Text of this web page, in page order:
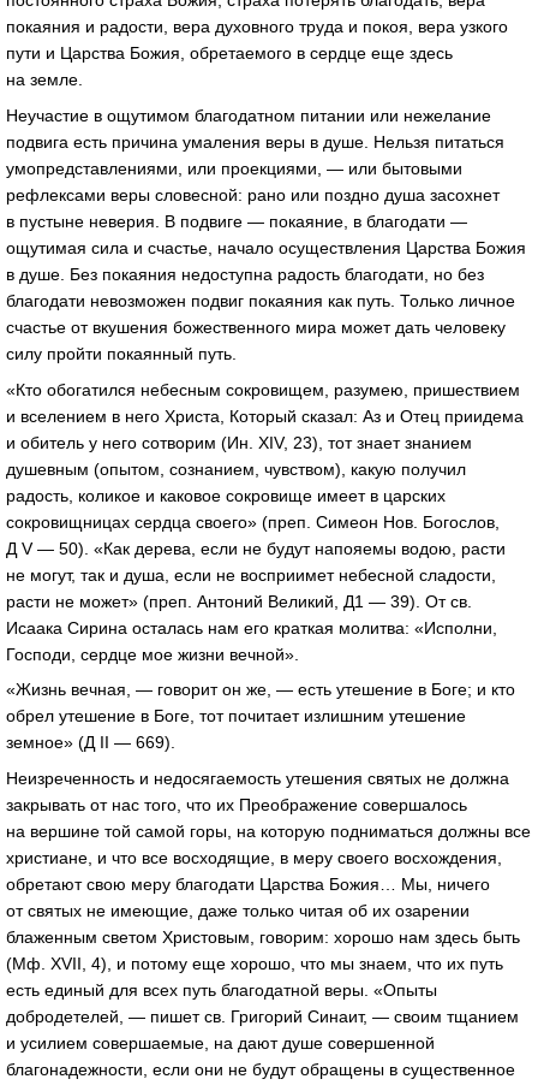
покаяния и радости, вера духовного труда и покоя, вера узкого
пути и Царства Божия, обретаемого в сердце еще здесь
на земле.
Неучастие в ощутимом благодатном питании или нежелание
подвига есть причина умаления веры в душе. Нельзя питаться
умопредставлениями, или проекциями, — или бытовыми
рефлексами веры словесной: рано или поздно душа засохнет
в пустыне неверия. В подвиге — покаяние, в благодати —
ощутимая сила и счастье, начало осуществления Царства Божия
в душе. Без покаяния недоступна радость благодати, но без
благодати невозможен подвиг покаяния как путь. Только личное
счастье от вкушения божественного мира может дать человеку
силу пройти покаянный путь.
«Кто обогатился небесным сокровищем, разумею, пришествием
и вселением в него Христа, Который сказал: Аз и Отец приидема
и обитель у него сотворим (Ин. XIV, 23), тот знает знанием
душевным (опытом, сознанием, чувством), какую получил
радость, коликое и каковое сокровище имеет в царских
сокровищницах сердца своего» (преп. Симеон Нов. Богослов,
Д V — 50). «Как дерева, если не будут напояемы водою, расти
не могут, так и душа, если не восприимет небесной сладости,
расти не может» (преп. Антоний Великий, Д1 — 39). От св.
Исаака Сирина осталась нам его краткая молитва: «Исполни,
Господи, сердце мое жизни вечной».
«Жизнь вечная, — говорит он же, — есть утешение в Боге; и кто
обрел утешение в Боге, тот почитает излишним утешение
земное» (Д II — 669).
Неизреченность и недосягаемость утешения святых не должна
закрывать от нас того, что их Преображение совершалось
на вершине той самой горы, на которую подниматься должны все
христиане, и что все восходящие, в меру своего восхождения,
обретают свою меру благодати Царства Божия… Мы, ничего
от святых не имеющие, даже только читая об их озарении
блаженным светом Христовым, говорим: хорошо нам здесь быть
(Мф. XVII, 4), и потому еще хорошо, что мы знаем, что их путь
есть единый для всех путь благодатной веры. «Опыты
добродетелей, — пишет св. Григорий Синаит, — своим тщанием
и усилием совершаемые, на дают душе совершенной
благонадежности, если они не будут обращены в существенное